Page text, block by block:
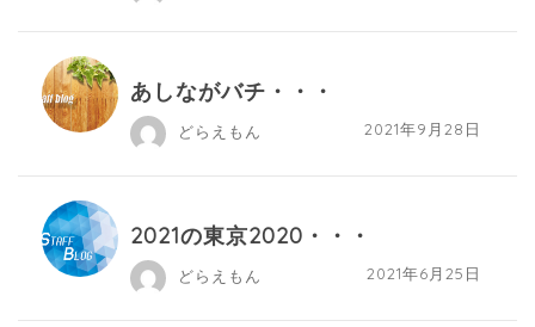
あしながバチ・・・
2021年9月28日
どらえもん
2021の東京2020・・・
2021年6月25日
どらえもん